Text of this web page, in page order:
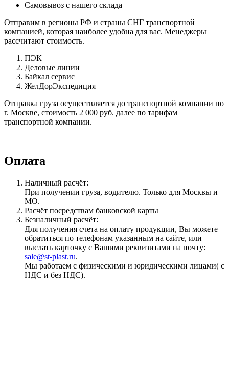
Самовывоз с нашего склада
Отправим в регионы РФ и страны СНГ транспортной
компанией, которая наиболее удобна для вас. Менеджеры
рассчитают стоимость.
ПЭК
Деловые линии
Байкал сервис
ЖелДорЭкспедиция
Отправка груза осуществляется до транспортной компании по
г. Москве, стоимость 2 000 руб. далее по тарифам
транспортной компании.
Оплата
Наличный расчёт:
При получении груза, водителю. Только для Москвы и
МО.
Расчёт посредствам банковской карты
Безналичный расчёт:
Для получения счета на оплату продукции, Вы можете
обратиться по телефонам указанным на сайте, или
выслать карточку с Вашими реквизитами на почту:
sale@st-plast.ru.
Мы работаем с физическими и юридическими лицами( с
НДС и без НДС).